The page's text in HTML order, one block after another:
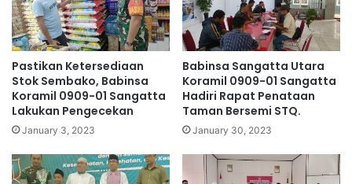
Pastikan Ketersediaan
Stok Sembako, Babinsa
Koramil 0909-01 Sangatta
Lakukan Pengecekan
January 3, 2023
Babinsa Sangatta Utara
Koramil 0909-01 Sangatta
Hadiri Rapat Penataan
Taman Bersemi STQ.
January 30, 2023